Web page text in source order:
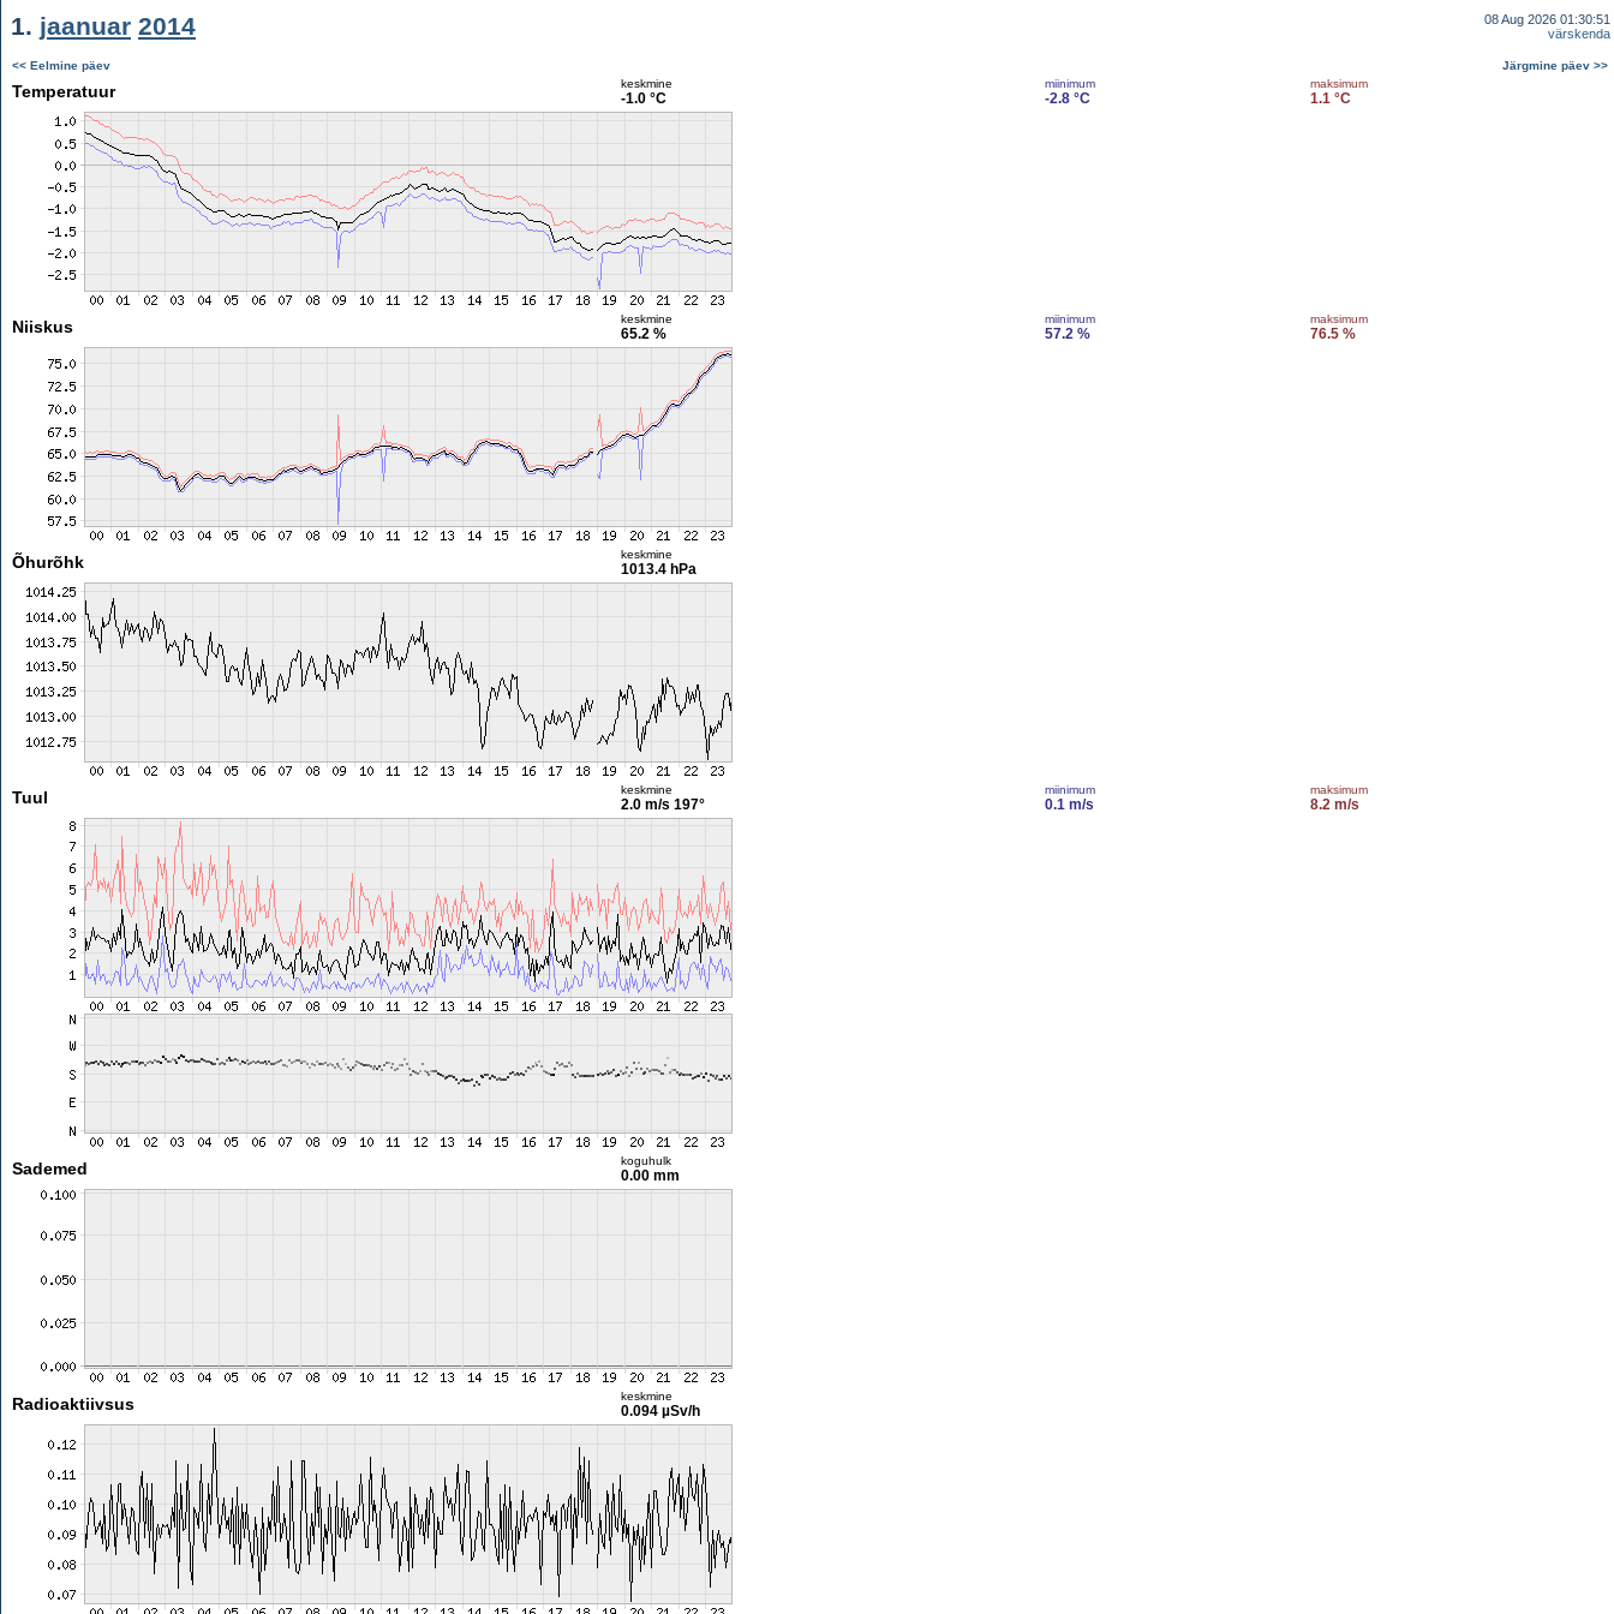
1. jaanuar 2014
08 Aug 2026 01:30:51
värskenda
<< Eelmine päev Järgmine päev >>
Temperatuur keskmine
-1.0 °C
miinimum
-2.8 °C
maksimum
1.1 °C
Niiskus keskmine
65.2 %
miinimum
57.2 %
maksimum
76.5 %
Õhurõhk keskmine
1013.4 hPa
Tuul keskmine
2.0 m/s 197°
miinimum
0.1 m/s
maksimum
8.2 m/s
Sademed koguhulk
0.00 mm
Radioaktiivsus keskmine
0.094 µSv/h